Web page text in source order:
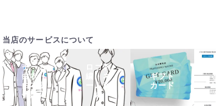
当店のサービスについて
チーム
白衣・
白衣団
体購入
ロゴ刺
繍・ネ
ーム刺
繍
ギフト
カード